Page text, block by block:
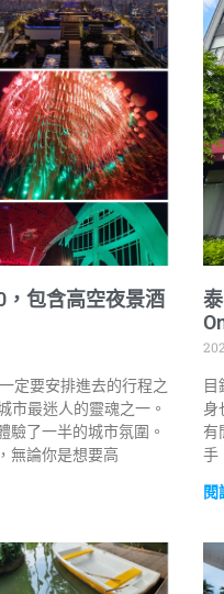
，包含高空夜景酒
定要安排進去的行程之
市最迷人的靈魂之一。
驗了一半的城市氛圍。
無論你是想要高
身
有
手
閱